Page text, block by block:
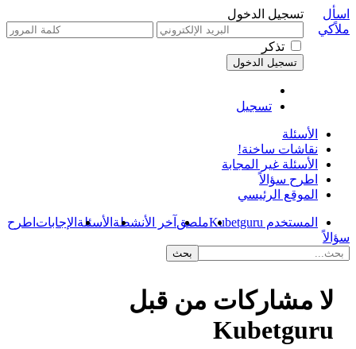
تسجيل الدخول
تذكر
تسجيل
اسأل
ملاًكي
الأسئلة
نقاشات ساخنة!
الأسئلة غير المجابة
اطرح سؤالاً
الموقع الرئيسي
المستخدم Kubetguru ملصق آخر الأنشطة الأسئلة الإجابات اطرح
سؤالاً
لا مشاركات من قبل
Kubetguru